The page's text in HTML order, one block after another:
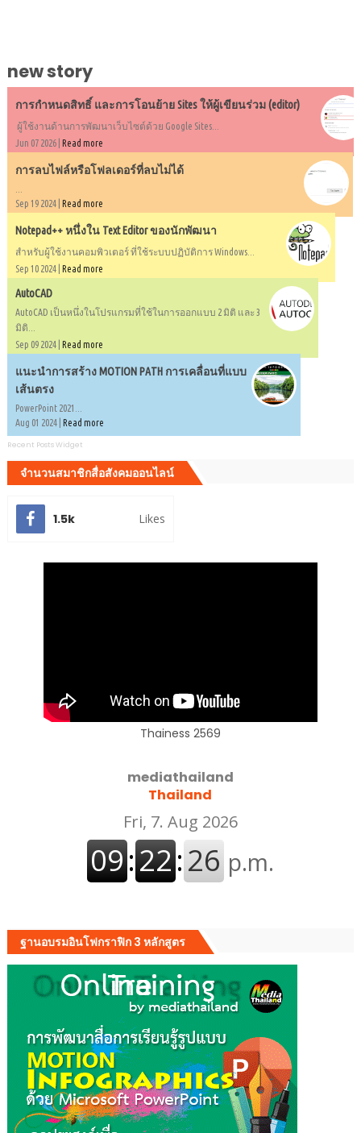
new story
การกำหนดสิทธิ์ และการโอนย้าย Sites ให้ผู้เขียนร่วม (editor)
ผู้ใช้งานด้านการพัฒนาเว็บไซต์ด้วย Google Sites...
Jun 07 2026 | Read more
การลบไฟล์หรือโฟลเดอร์ที่ลบไม่ได้
Sep 19 2024 | Read more
Notepad++ หนึ่งใน Text Editor ของนักพัฒนา
สำหรับผู้ใช้งานคอมพิวเตอร์ ที่ใช้ระบบปฏิบัติการ Windows...
Sep 10 2024 | Read more
AutoCAD
AutoCAD เป็นหนึ่งในโปรแกรมที่ใช้ในการออกแบบ 2 มิติ และ 3
มิติ...
Sep 09 2024 | Read more
แนะนำการสร้าง MOTION PATH การเคลื่อนที่แบบ
เส้นตรง
PowerPoint 2021...
Aug 01 2024 | Read more
Recent Posts Widget
จำนวนสมาชิกสื่อสังคมออนไลน์
1.5k Likes
Thainess 2569
mediathailand
Thailand
ฐานอบรมอินโฟกราฟิก 3 หลักสูตร